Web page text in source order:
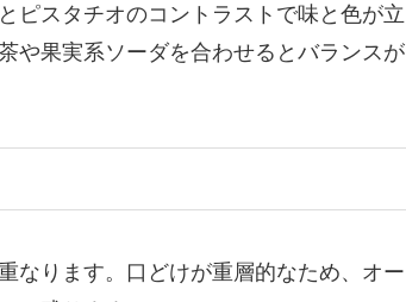
ピスタチオのコントラストで味と色が立
や果実系ソーダを合わせるとバランスが
なります。口どけが重層的なため、オー